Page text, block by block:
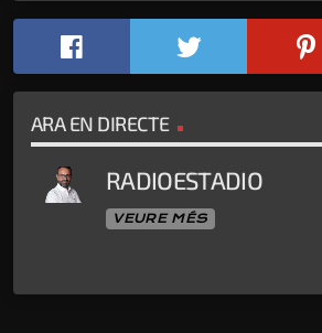
ARA EN DIRECTE
RADIOESTADIO
VEURE MÉS